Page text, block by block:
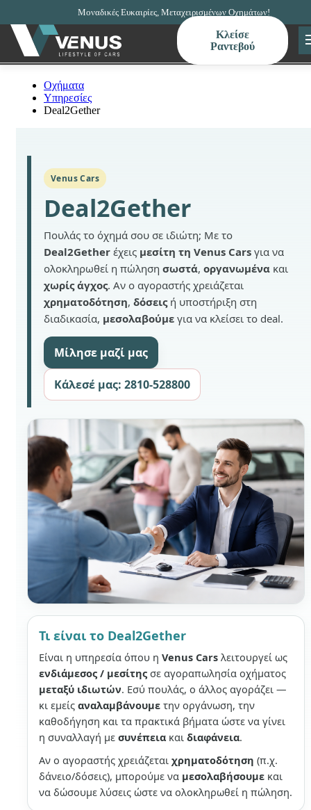
Μοναδικές Ευκαιρίες, Μεταχειρισμένων Οχημάτων!
Κλείσε
Ραντεβού
Οχήματα
Υπηρεσίες
Deal2Gether
Venus Cars
Deal2Gether
Πουλάς το όχημά σου σε ιδιώτη; Με το
Deal2Gether έχεις μεσίτη τη Venus Cars για να
ολοκληρωθεί η πώληση σωστά, οργανωμένα και
χωρίς άγχος. Αν ο αγοραστής χρειάζεται
χρηματοδότηση, δόσειςή υποστήριξη στη
διαδικασία, μεσολαβούμε για να κλείσει το deal.
Μίλησε μαζί μας
Κάλεσέ μας: 2810-528800
Τι είναι το Deal2Gether
Είναι η υπηρεσία όπου η Venus Cars λειτουργεί ως
ενδιάμεσος / μεσίτης σε αγοραπωλησία οχήματος
μεταξύ ιδιωτών. Εσύ πουλάς, ο άλλος αγοράζει —
κι εμείς αναλαμβάνουμε την οργάνωση, την
καθοδήγηση και τα πρακτικά βήματα ώστε να γίνει
η συναλλαγή με συνέπεια και διαφάνεια.
Αν ο αγοραστής χρειάζεται χρηματοδότηση (π.χ.
δάνειο/δόσεις), μπορούμε να μεσολαβήσουμε και
να δώσουμε λύσεις ώστε να ολοκληρωθεί η πώληση.